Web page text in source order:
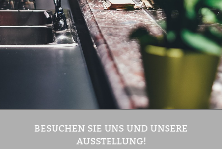
BESUCHEN SIE UNS UND UNSERE
AUSSTELLUNG!